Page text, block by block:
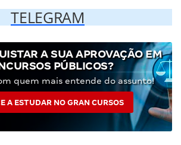
TELEGRAM
A SUA APROVAÇÃO EM
PÚBLICOS?
quem mais entende do assunto!
A ESTUDAR NO GRAN CURSOS